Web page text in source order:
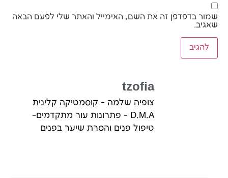
שמור בדפדפן זה את השם, האימייל והאתר שלי לפעם הבאה
שאגיב.
tzofia
צופיה שלמה - קוסמטיקה קלינית
D.M.A - פתרונות עור מתקדמים-
טיפול פנים והסרת שיער בפנים